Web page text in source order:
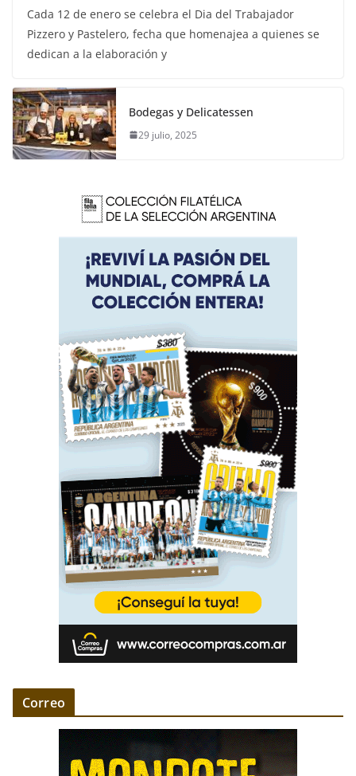
Cada 12 de enero se celebra el Dia del Trabajador
Pizzero y Pastelero, fecha que homenajea a quienes se
dedican a la elaboración y
Bodegas y Delicatessen
29 julio, 2025
Correo